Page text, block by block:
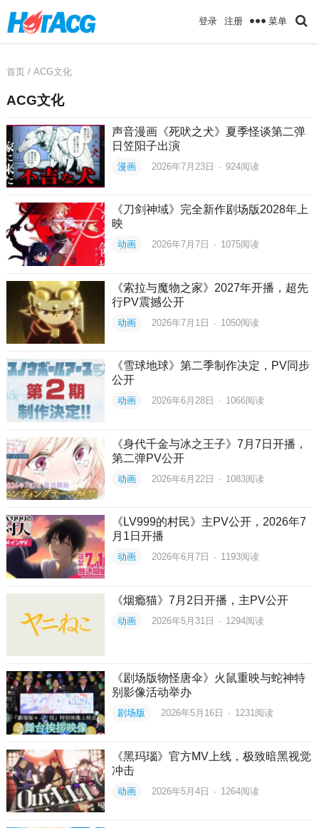
登录 注册 菜单
首页/ ACG文化
ACG文化
声音漫画《死吠之犬》夏季怪谈第二弹
日笠阳子出演
漫画 2026年7月23日 · 924阅读
《刀剑神域》完全新作剧场版2028年上
映
动画 2026年7月7日 · 1075阅读
《索拉与魔物之家》2027年开播，超先
行PV震撼公开
动画 2026年7月1日 · 1050阅读
《雪球地球》第二季制作决定，PV同步
公开
动画 2026年6月28日 · 1066阅读
《身代千金与冰之王子》7月7日开播，
第二弹PV公开
动画 2026年6月22日 · 1083阅读
《LV999的村民》主PV公开，2026年7
月1日开播
动画 2026年6月7日 · 1193阅读
《烟瘾猫》7月2日开播，主PV公开
动画 2026年5月31日 · 1294阅读
《剧场版物怪唐伞》火鼠重映与蛇神特
别影像活动举办
剧场版 2026年5月16日 · 1231阅读
《黑玛瑙》官方MV上线，极致暗黑视觉
冲击
动画 2026年5月4日 · 1264阅读